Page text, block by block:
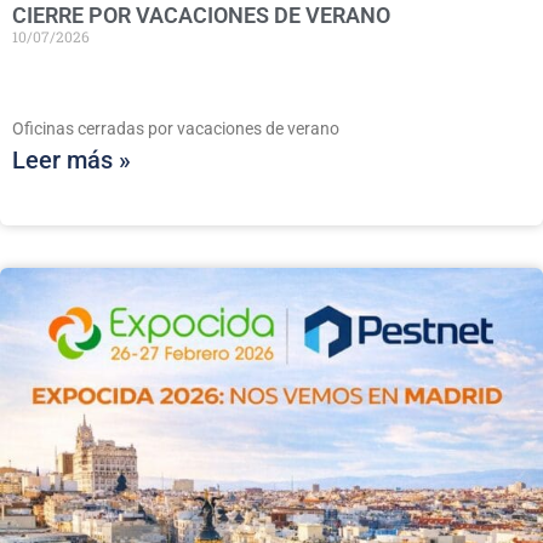
CIERRE POR VACACIONES DE VERANO
10/07/2026
Oficinas cerradas por vacaciones de verano
Leer más »